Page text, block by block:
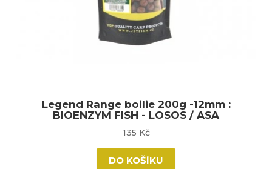
Legend Range boilie 200g -12mm :
BIOENZYM FISH - LOSOS / ASA
135 Kč
DO KOŠÍKU